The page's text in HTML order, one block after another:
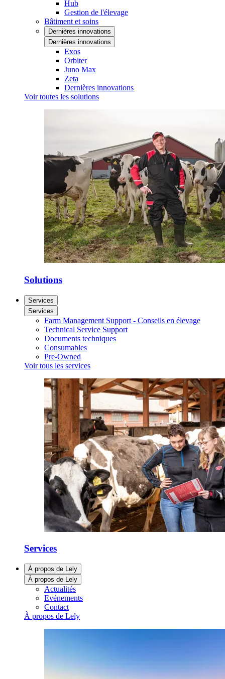
Hub
Gestion de l'élevage
Bâtiment et soins
Dernières innovations
Dernières innovations
Exos
Orbiter
Juno Max
Zeta
Dernières innovations
Voir toutes les solutions
Solutions
Services
Services
Farm Management Support - Conseils en élevage
Technical Service Support
Documents techniques
Consumables
Pre-Owned
Voir tous les services
Services
À propos de Lely
À propos de Lely
Actualités
Evénements
Contact
À propos de Lely